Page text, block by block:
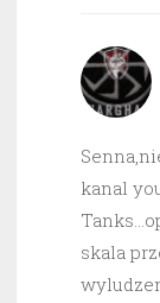
kanal
skala